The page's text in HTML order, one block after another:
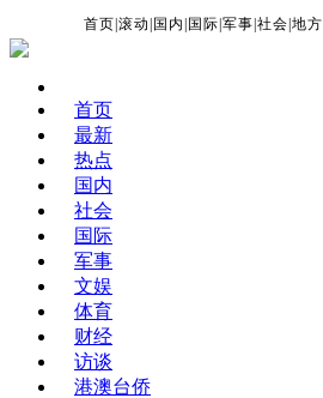
首页 |滚动 国内 国际 |军事 |社会 |地方
首页
最新
热点
国内
社会
国际
军事
文娱
体育
财经
访谈
港澳台侨